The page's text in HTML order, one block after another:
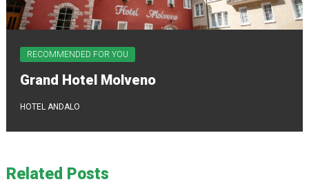
RECOMMENDED FOR YOU
Grand Hotel Molveno
HOTEL ANDALO
Related Posts